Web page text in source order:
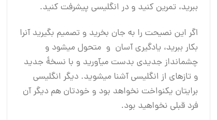
ببرید، تمرین کنید و در انگلیسی پیشرفت کنید.
اگر این نصیحت را به جان بخرید و تصمیم بگیرید آنرا
بکار ببرید، یادگیری آسان و متحول می‎شود و
چشم‎انداز جدیدی بدست می‎آورید و با نسخۀ جدید
و تازه‎ای از انگلیسی آشنا می‎شوید. دیگر انگلیسی
برایتان یکنواخت نخواهد بود و خودتان هم دیگر آن
فرد قبلی نخواهید بود.